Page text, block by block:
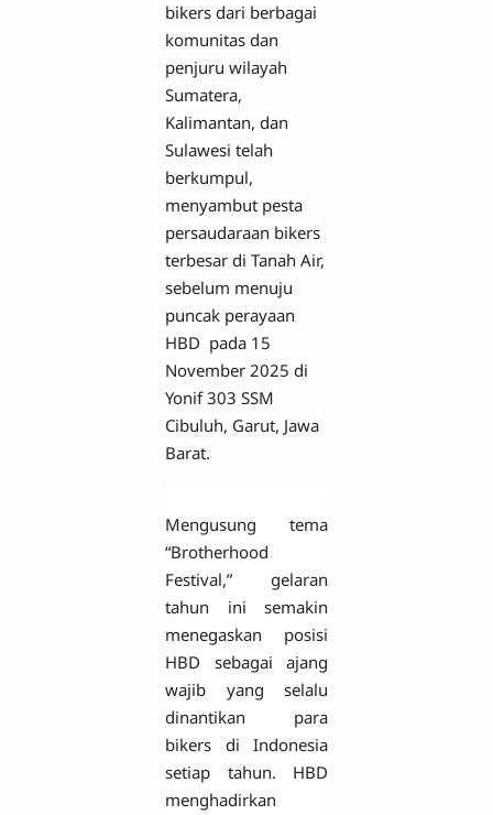
bikers dari berbagai
komunitas dan
penjuru wilayah
Sumatera,
Kalimantan, dan
Sulawesi telah
berkumpul,
menyambut pesta
persaudaraan bikers
terbesar di Tanah Air,
sebelum menuju
puncak perayaan
HBD pada 15
November 2025 di
Yonif 303 SSM
Cibuluh, Garut, Jawa
Barat.
Mengusung tema
“Brotherhood
Festival,” gelaran
tahun ini semakin
menegaskan posisi
HBD sebagai ajang
wajib yang selalu
dinantikan para
bikers di Indonesia
setiap tahun. HBD
menghadirkan